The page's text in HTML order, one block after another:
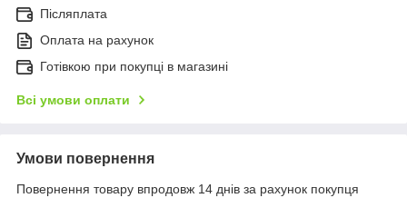
Післяплата
Оплата на рахунок
Готівкою при покупці в магазині
Всі умови оплати
Умови повернення
Повернення товару впродовж 14 днів за рахунок покупця